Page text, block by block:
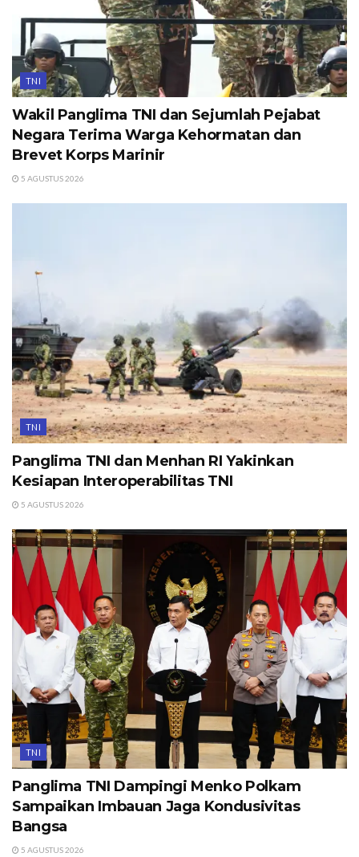
TNI
Wakil Panglima TNI dan Sejumlah Pejabat
Negara Terima Warga Kehormatan dan
Brevet Korps Marinir
5 AGUSTUS 2026
TNI
Panglima TNI dan Menhan RI Yakinkan
Kesiapan Interoperabilitas TNI
5 AGUSTUS 2026
TNI
Panglima TNI Dampingi Menko Polkam
Sampaikan Imbauan Jaga Kondusivitas
Bangsa
5 AGUSTUS 2026